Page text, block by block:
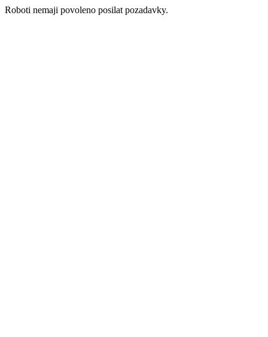
Roboti nemaji povoleno posilat pozadavky.